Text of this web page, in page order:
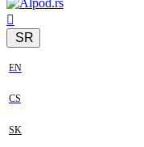
SR
EN
CS
SK